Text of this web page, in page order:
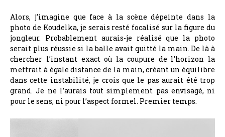
Alors, j’imagine que face à la scène dépeinte dans la
photo de Koudelka, je serais resté focalisé sur la figure du
jongleur. Probablement aurais-je réalisé que la photo
serait plus réussie si la balle avait quitté la main. De là à
chercher l’instant exact où la coupure de l’horizon la
mettrait à égale distance de la main, créant un équilibre
dans cette instabilité, je crois que le pas aurait été trop
grand. Je ne l’aurais tout simplement pas envisagé, ni
pour le sens, ni pour l’aspect formel. Premier temps.